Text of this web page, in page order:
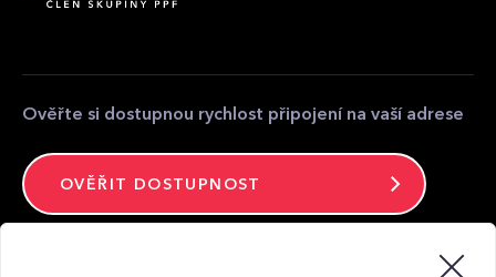
Kontakt
Ověřte si dostupnou rychlost připojení na vaší adrese
OVĚŘIT DOSTUPNOST